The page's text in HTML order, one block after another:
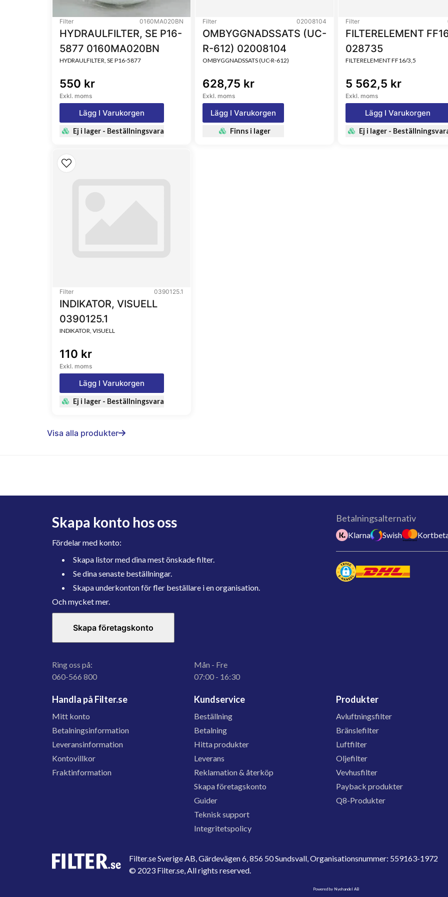
Filter 0160MA020BN
HYDRAULFILTER, SE P16-
5877 0160MA020BN
HYDRAULFILTER, SE P16-5877
550 kr
Exkl. moms
Lägg I Varukorgen
Ej i lager - Beställningsvara
Filter 02008104
OMBYGGNADSSATS (UC-
R-612) 02008104
OMBYGGNADSSATS (UC-R-612)
628,75 kr
Exkl. moms
Lägg I Varukorgen
Finns i lager
Filter
FILTERELEMENT
028735
FILTERELEMENT FF16/3,5
5 562,5 kr
Exkl. moms
Lägg I Varukorgen
Ej i lager -
Filter 0390125.1
INDIKATOR, VISUELL
0390125.1
INDIKATOR, VISUELL
110 kr
Exkl. moms
Lägg I Varukorgen
Ej i lager - Beställningsvara
Visa alla produkter
Skapa konto hos oss
Fördelar med konto:
Skapa listor med dina mest önskade filter.
Se dina senaste beställningar.
Skapa underkonton för fler beställare i en organisation.
Och mycket mer.
Skapa företagskonto
Ring oss på:
060-566 800
Mån - Fre
07:00 - 16:30
Betalningsalternativ
Klarna Swish
Handla på Filter.se
Mitt konto
Betalningsinformation
Leveransinformation
Kontovillkor
Fraktinformation
Kundservice
Beställning
Betalning
Hitta produkter
Leverans
Reklamation & återköp
Skapa företagskonto
Guider
Teknisk support
Integritetspolicy
Produkter
Avluftningsfilter
Bränslefilter
Luftfilter
Oljefilter
Vevhusfilter
Payback produkter
Q8-Produkter
Filter.se Sverige AB, Gärdevägen 6, 856 50 Sundsvall, Organisationsnummer: 559163-1972
© 2023 Filter.se, All rights reserved.
Powered by Nyehandel AB